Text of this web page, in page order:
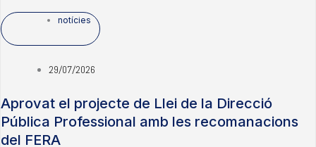
notícies
29/07/2026
Aprovat el projecte de Llei de la Direcció
Pública Professional amb les recomanacions
del FERA